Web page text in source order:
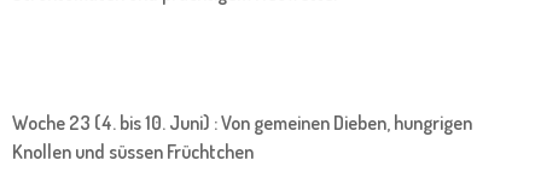
Woche 23 (4. bis 10. Juni) : Von gemeinen Dieben, hungrigen
Knollen und süssen Früchtchen